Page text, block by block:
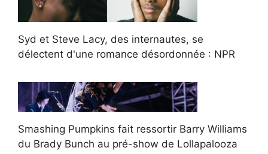
Syd et Steve Lacy, des internautes, se
délectent d'une romance désordonnée : NPR
Smashing Pumpkins fait ressortir Barry Williams
du Brady Bunch au pré-show de Lollapalooza